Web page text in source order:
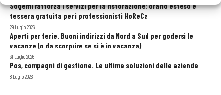
Sogemi rafforza i servizi per la ristorazione: orario esteso e
tessera gratuita per i professionisti HoReCa
29 Luglio 2026
Aperti per ferie. Buoni indirizzi da Nord a Sud per godersi le
vacanze (o da scorprire se si è in vacanza)
31 Luglio 2026
Pos, compagni di gestione. Le ultime soluzioni delle aziende
8 Luglio 2026